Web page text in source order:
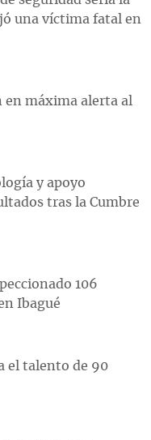
una víctima fatal en
máxima alerta al
y apoyo
tras la Cumbre
106
Ibagué
el talento de 90